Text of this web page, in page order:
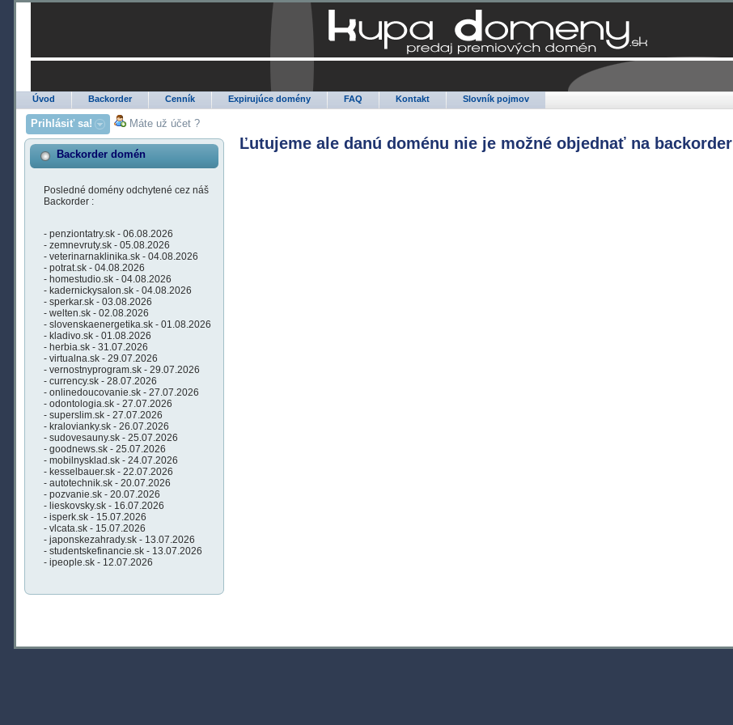
Úvod Backorder Cenník Expirujúce domény FAQ Kontakt Slovník pojmov
Prihlásiť sa! Máte už účet ?
Backorder domén
Posledné domény odchytené cez náš
Backorder :
- penziontatry.sk - 06.08.2026
- zemnevruty.sk - 05.08.2026
- veterinarnaklinika.sk - 04.08.2026
- potrat.sk - 04.08.2026
- homestudio.sk - 04.08.2026
- kadernickysalon.sk - 04.08.2026
- sperkar.sk - 03.08.2026
- welten.sk - 02.08.2026
- slovenskaenergetika.sk - 01.08.2026
- kladivo.sk - 01.08.2026
- herbia.sk - 31.07.2026
- virtualna.sk - 29.07.2026
- vernostnyprogram.sk - 29.07.2026
- currency.sk - 28.07.2026
- onlinedoucovanie.sk - 27.07.2026
- odontologia.sk - 27.07.2026
- superslim.sk - 27.07.2026
- kralovianky.sk - 26.07.2026
- sudovesauny.sk - 25.07.2026
- goodnews.sk - 25.07.2026
- mobilnysklad.sk - 24.07.2026
- kesselbauer.sk - 22.07.2026
- autotechnik.sk - 20.07.2026
- pozvanie.sk - 20.07.2026
- lieskovsky.sk - 16.07.2026
- isperk.sk - 15.07.2026
- vlcata.sk - 15.07.2026
- japonskezahrady.sk - 13.07.2026
- studentskefinancie.sk - 13.07.2026
- ipeople.sk - 12.07.2026
Ľutujeme ale danú doménu nie je možné objednať na backorder